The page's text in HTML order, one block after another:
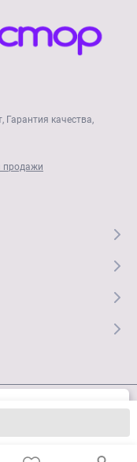
качества,
продажи